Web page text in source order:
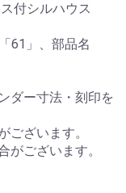
付シルハウス
61」、部品名
ダー寸法・刻印を
ございます。
がございます。